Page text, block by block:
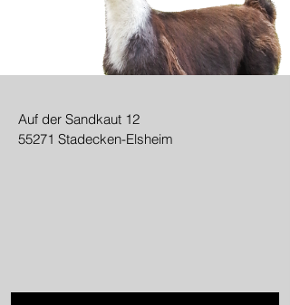
Auf der Sandkaut 12
55271 Stadecken-Elsheim